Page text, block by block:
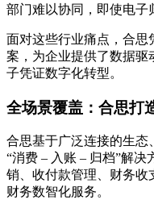
部门难以协同，即使电子
面对这些行业痛点，合思
案，为企业提供了数据驱
子凭证数字化转型。
全场景覆盖：合思打
合思基于广泛连接的生态
“消费 – 入账 – 归档”解
销、收付款管理、财务收
财务数智化服务。